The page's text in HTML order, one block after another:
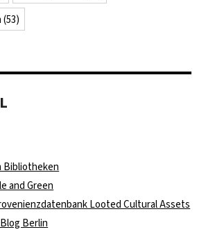
(53)
Bibliotheken
and Green
Looted Cultural Assets
Berlin